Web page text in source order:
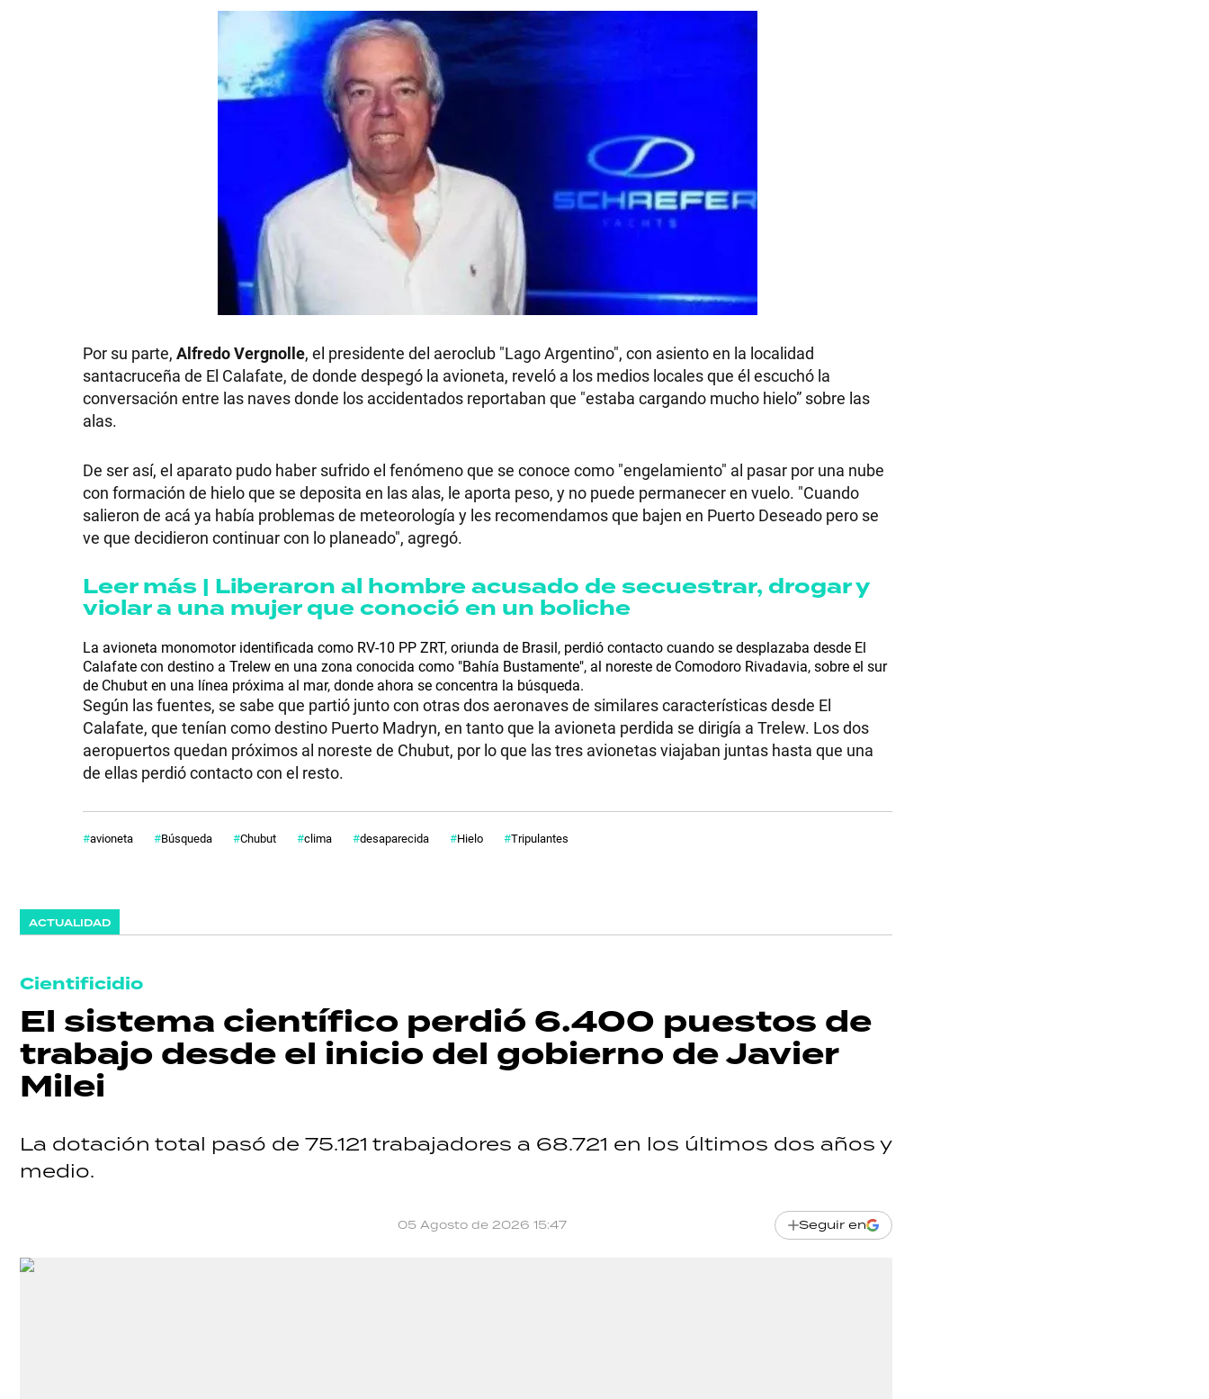
Por su parte, Alfredo Vergnolle, el presidente del aeroclub "Lago Argentino", con asiento en la localidad
santacruceña de El Calafate, de donde despegó la avioneta, reveló a los medios locales que él escuchó la
conversación entre las naves donde los accidentados reportaban que "estaba cargando mucho hielo” sobre las
alas.
De ser así, el aparato pudo haber sufrido el fenómeno que se conoce como "engelamiento" al pasar por una nube
con formación de hielo que se deposita en las alas, le aporta peso, y no puede permanecer en vuelo. "Cuando
salieron de acá ya había problemas de meteorología y les recomendamos que bajen en Puerto Deseado pero se
ve que decidieron continuar con lo planeado", agregó.
Leer más | Liberaron al hombre acusado de secuestrar, drogar y
violar a una mujer que conoció en un boliche
La avioneta monomotor identificada como RV-10 PP ZRT, oriunda de Brasil, perdió contacto cuando se desplazaba desde El
Calafate con destino a Trelew en una zona conocida como "Bahía Bustamente", al noreste de Comodoro Rivadavia, sobre el sur
de Chubut en una línea próxima al mar, donde ahora se concentra la búsqueda.
Según las fuentes, se sabe que partió junto con otras dos aeronaves de similares características desde El
Calafate, que tenían como destino Puerto Madryn, en tanto que la avioneta perdida se dirigía a Trelew. Los dos
aeropuertos quedan próximos al noreste de Chubut, por lo que las tres avionetas viajaban juntas hasta que una
de ellas perdió contacto con el resto.
avioneta Búsqueda Chubut clima desaparecida Hielo Tripulantes
ACTUALIDAD
Cientificidio
El sistema científico perdió 6.400 puestos de
trabajo desde el inicio del gobierno de Javier
Milei
La dotación total pasó de 75.121 trabajadores a 68.721 en los últimos dos años y
medio.
05 Agosto de 2026 15:47 Seguir en
ACTUALIDAD
POLICIALES
ECONOMÍA
HERMANO
SALUD
DEPORTES
TECNOLOGÍA